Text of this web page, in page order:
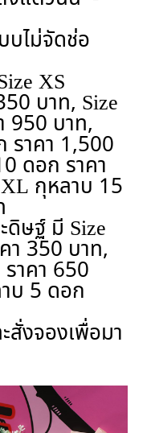
ไม่จัดช่อ
XS
บาท, Size
950 บาท,
ราคา 1,500
ดอก ราคา
กุหลาบ 15
ษฐ์ มี Size
า 350 บาท,
าคา 650
บ 5 ดอก
สั่งจองเพื่อมา